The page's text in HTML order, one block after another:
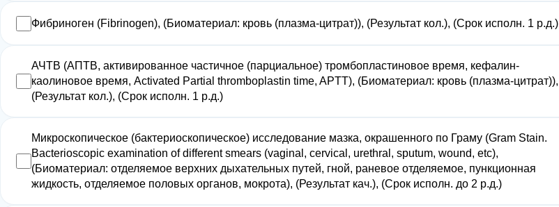
Фибриноген (Fibrinogen), (Биоматериал: кровь (плазма-цитрат)), (Результат кол.), (Срок исполн. 1 р.д.)
АЧТВ (АПТВ, активированное частичное (парциальное) тромбопластиновое время, кефалин-
каолиновое время, Activated Partial thromboplastin time, APTT), (Биоматериал: кровь (плазма-цитрат)),
(Результат кол.), (Срок исполн. 1 р.д.)
Микроскопическое (бактериоскопическое) исследование мазка, окрашенного по Граму (Gram Stain.
Bacterioscopic examination of different smears (vaginal, cervical, urethral, sputum, wound, etc),
(Биоматериал: отделяемое верхних дыхательных путей, гной, раневое отделяемое, пункционная
жидкость, отделяемое половых органов, мокрота), (Результат кач.), (Срок исполн. до 2 р.д.)